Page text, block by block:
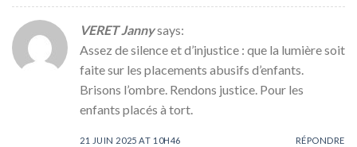
VERET Jannysays:
Assez de silence et d’injustice : que la lumière soit
faite sur les placements abusifs d’enfants.
Brisons l’ombre. Rendons justice. Pour les
enfants placés à tort.
21 JUIN 2025 AT 10H46 RÉPONDRE